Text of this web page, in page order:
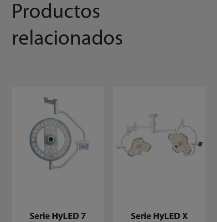
Productos
relacionados
Serie HyLED 7 Serie HyLED X